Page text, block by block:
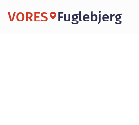
VORES Fuglebjerg